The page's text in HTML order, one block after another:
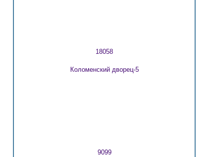
18058
Коломенский дворец-5
9099